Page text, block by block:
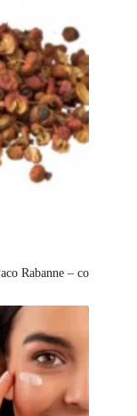
Rabanne – co